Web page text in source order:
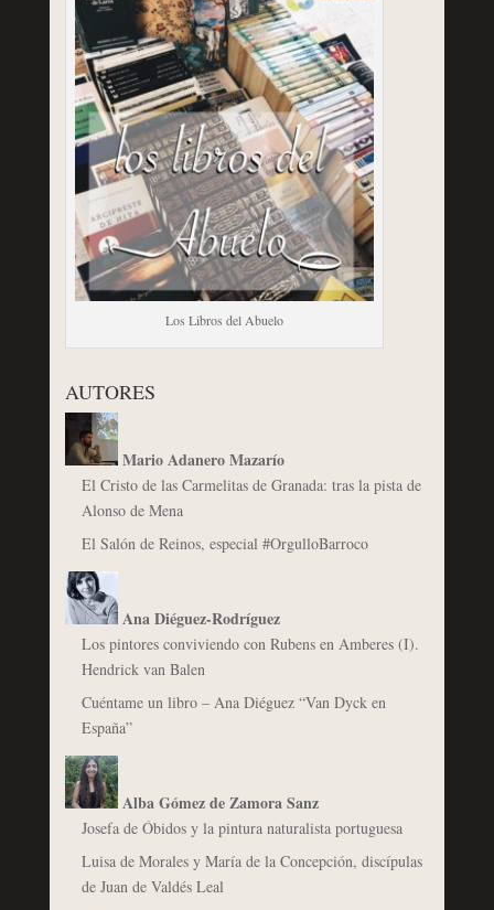
Los Libros del Abuelo
AUTORES
Mario Adanero Mazarío
El Cristo de las Carmelitas de Granada: tras la pista de
Alonso de Mena
El Salón de Reinos, especial #OrgulloBarroco
Ana Diéguez-Rodríguez
Los pintores conviviendo con Rubens en Amberes (I).
Hendrick van Balen
Cuéntame un libro – Ana Diéguez “Van Dyck en
España”
Alba Gómez de Zamora Sanz
Josefa de Óbidos y la pintura naturalista portuguesa
Luisa de Morales y María de la Concepción, discípulas
de Juan de Valdés Leal